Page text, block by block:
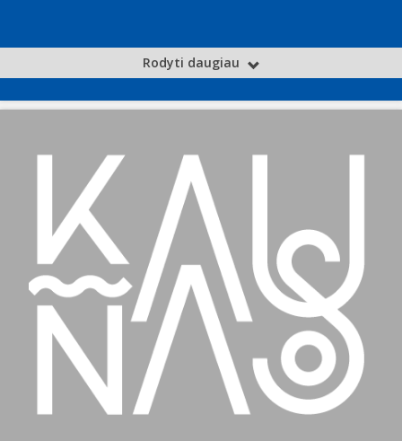
Rodyti daugiau